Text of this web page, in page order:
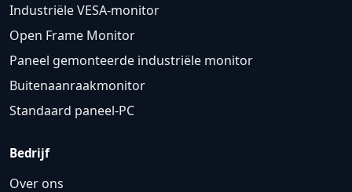
Industriële VESA-monitor
Open Frame Monitor
Paneel gemonteerde industriële monitor
Buitenaanraakmonitor
Standaard paneel-PC
Bedrijf
Over ons